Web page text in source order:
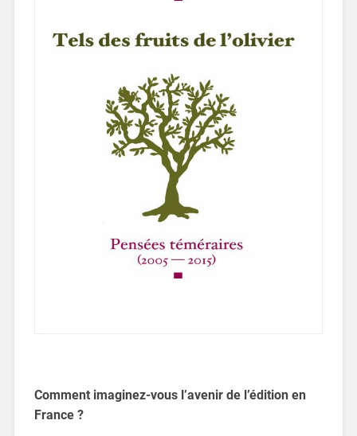
Comment imaginez-vous l’avenir de l’édition en
France ?